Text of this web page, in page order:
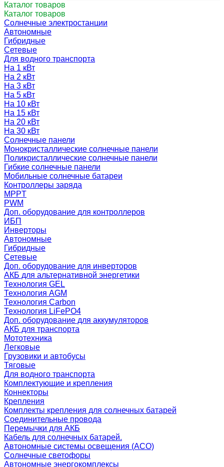
Каталог товаров
Каталог товаров
Солнечные электростанции
Автономные
Гибридные
Сетевые
Для водного транспорта
На 1 кВт
На 2 кВт
На 3 кВт
На 5 кВт
На 10 кВт
На 15 кВт
На 20 кВт
На 30 кВт
Солнечные панели
Монокристаллические солнечные панели
Поликристаллические солнечные панели
Гибкие солнечные панели
Мобильные солнечные батареи
Контроллеры заряда
MPPT
PWM
Доп. оборудование для контроллеров
ИБП
Инверторы
Автономные
Гибридные
Сетевые
Доп. оборудование для инверторов
АКБ для альтернативной энергетики
Технология GEL
Технология AGM
Технология Carbon
Технология LiFePO4
Доп. оборудование для аккумуляторов
АКБ для транспорта
Мототехника
Легковые
Грузовики и автобусы
Тяговые
Для водного транспорта
Комплектующие и крепления
Коннекторы
Крепления
Комплекты крепления для солнечных батарей
Соединительные провода
Перемычки для АКБ
Кабель для солнечных батарей.
Автономные системы освещения (АСО)
Солнечные светофоры
Автономные энергокомплексы